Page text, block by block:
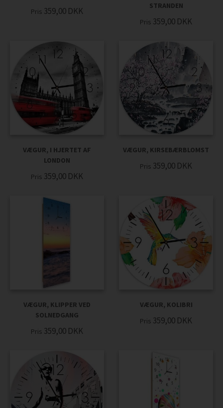
Pris 359,00 DKK
STRANDEN
Pris 359,00 DKK
VÆGUR, I HJERTET AF
LONDON
Pris 359,00 DKK
VÆGUR, KIRSEBÆRBLOMST
Pris 359,00 DKK
VÆGUR, KLIPPER VED
SOLNEDGANG
Pris 359,00 DKK
VÆGUR, KOLIBRI
Pris 359,00 DKK